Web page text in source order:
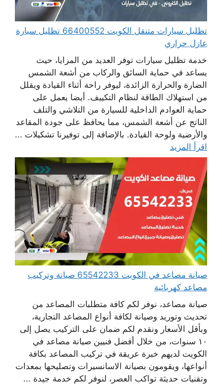
تظليل سيارات متنقل الكويت 66400552 تظليل سيارة
عازل حراري
خدمة تظليل سيارات توفر العديد من المزايا، حيث
يساعد في حماية السائق والركاب من أشعة الشمس
الضارة والحرارة الزائدة، ليوفر راحة أثناء القيادة ويقلل
من استهلاك الطاقة لنظام التكييف. أيضا يعمل على
حماية العوادم الداخلية للسيارة من التلاشي والتلف
الناتج عن أشعة الشمس، مما يحافظ على جودة المقاعد
والأرضية ولوحة القيادة. بالإضافة إلى توفيرنا تشكيلات ...
اقرأ المزيد
صيانة مصاعد في الكويت 65542233 صيانة وتركيب
مصاعد كهربائية
صيانة مصاعد، نوفر لكم كافة متطلبات المصاعد من
تحديث وتوريد وصيانة لكافة أنواع المصاعد التجارية،
وبأقل الأسعار ونقدم لكم ضمان على التركيب يصل إلى
١٠ سنوات، من خلال أفضل فنيين صيانة مصاعد في
الكويت لديهم خبرة عريقة في تركيب المصاعد بكافة
أنواعها، ويقومون بصيانة الاسانسيرات وتصليحها بمعدات
وتقنيات حديثة تواكب العصر، لنوفر لكم خدمة جيدة ...